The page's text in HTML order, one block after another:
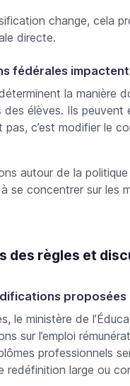
change, cela
directe.
fédérales
la manière
élèves. Ils peuvent
pas, c’est modifier le
autour de la
se concentrer sur les
des règles et
proposées
le ministère de
sur l’emploi
professionnels
redéfinition large ou